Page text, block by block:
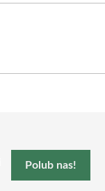
Polub nas!